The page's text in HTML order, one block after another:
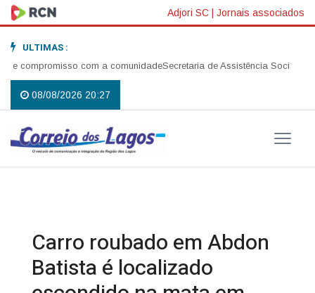
Adjori SC | Jornais associados
ULTIMAS :
com a comunidadeSecretaria de Assistência Social realiza
08/08/2026 20:27
Carro roubado em Abdon
Batista é localizado